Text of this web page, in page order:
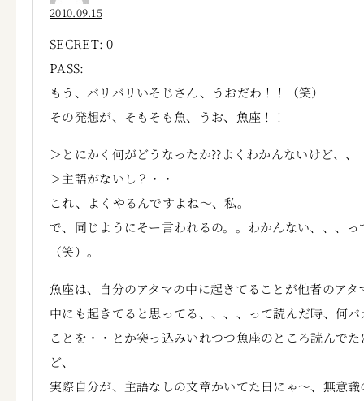
2010.09.15
SECRET: 0
PASS:
もう、バリバリいそじさん、うおだわ！！（笑）
その発想が、そもそも魚、うお、魚座！！
＞とにかく何がどうなったか??よくわかんないけど、、
＞主語がないし？・・
これ、よくやるんですよね～、私。
で、同じようにそー言われるの。。わかんない、、、っ
（笑）。
魚座は、自分のアタマの中に起きてることが他者のアタ
中にも起きてると思ってる、、、、って読んだ時、何バ
ことを・・とか突っ込みいれつつ魚座のところ読んでた
ど、
実際自分が、主語なしの文章かいてた日にゃ～、無意識